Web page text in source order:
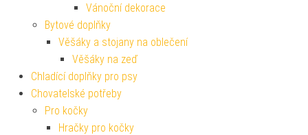
Vánoční dekorace
Bytové doplňky
Věšáky a stojany na oblečení
Věšáky na zeď
Chladící doplňky pro psy
Chovatelské potřeby
Pro kočky
Hračky pro kočky